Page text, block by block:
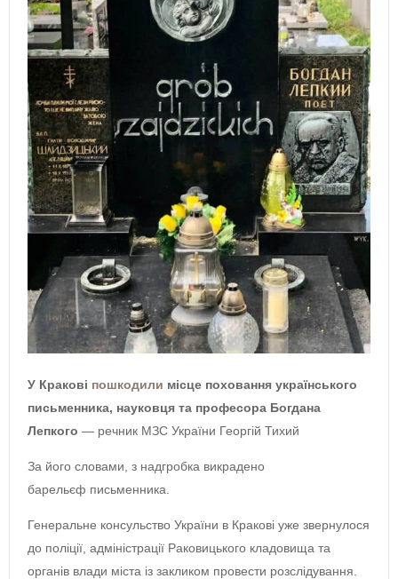
У Кракові пошкодили місце поховання українського
письменника, науковця та професора Богдана
Лепкого — речник МЗС України Георгій Тихий
За його словами, з надгробка викрадено
барельєф письменника.
Генеральне консульство України в Кракові уже звернулося
до поліції, адміністрації Раковицького кладовища та
органів влади міста із закликом провести розслідування.